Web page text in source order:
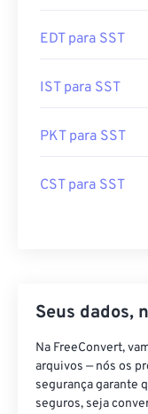
EDT para SST
IST para SST
PKT para SST
CST para SST
Seus dados,
Na FreeConvert,
arquivos — nós os
segurança garante
seguros, seja